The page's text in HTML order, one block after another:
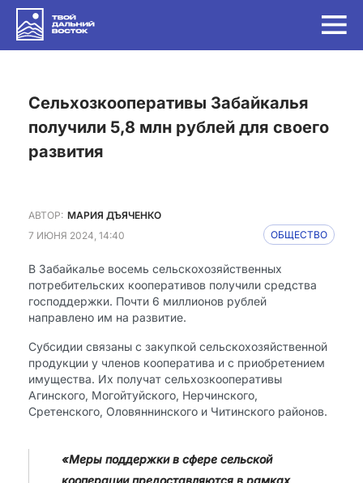
Сельхозкооперативы Забайкалья
получили 5,8 млн рублей для своего
развития
АВТОР: МАРИЯ ДЪЯЧЕНКО
7 ИЮНЯ 2024, 14:40
ОБЩЕСТВО
В Забайкалье восемь сельскохозяйственных
потребительских кооперативов получили средства
господдержки. Почти 6 миллионов рублей
направлено им на развитие.
Субсидии связаны с закупкой сельскохозяйственной
продукции у членов кооператива и с приобретением
имущества. Их получат сельхозкооперативы
Агинского, Могойтуйского, Нерчинского,
Сретенского, Оловяннинского и Читинского районов.
«Меры поддержки в сфере сельской
кооперации предоставляются в рамках